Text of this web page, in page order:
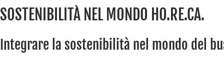
SOSTENIBILITÀ NEL MONDO HO.RE.CA.
Integrare la sostenibilità nel mondo del